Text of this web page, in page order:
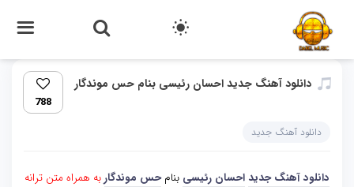
دانلود آهنگ جدید احسان رئیسی بنام حس موندگار
788
دانلود آهنگ جدید
دانلود آهنگ جدید احسان رئیسی بنامحس موندگاربه همراه متن ترانه